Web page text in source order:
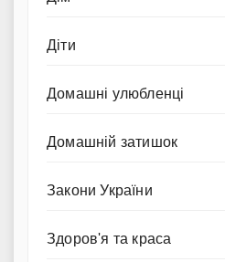
Діти
Домашні улюбленці
Домашній затишок
Закони України
Здоров'я та краса